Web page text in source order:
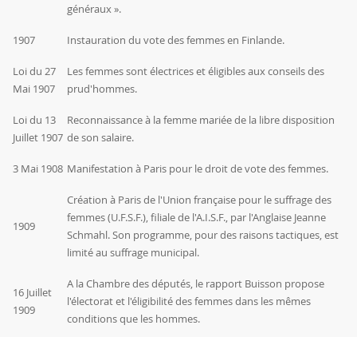
généraux ».
1907 Instauration du vote des femmes en Finlande.
Loi du 27
Mai 1907
Les femmes sont électrices et éligibles aux conseils des
prud'hommes.
Loi du 13
Juillet 1907
Reconnaissance à la femme mariée de la libre disposition
de son salaire.
3 Mai 1908 Manifestation à Paris pour le droit de vote des femmes.
1909
Création à Paris de l'Union française pour le suffrage des
femmes (U.F.S.F.), filiale de l'A.I.S.F., par l'Anglaise Jeanne
Schmahl. Son programme, pour des raisons tactiques, est
limité au suffrage municipal.
16 Juillet
1909
A la Chambre des députés, le rapport Buisson propose
l'électorat et l'éligibilité des femmes dans les mêmes
conditions que les hommes.